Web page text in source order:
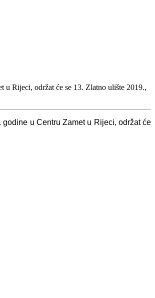
u Rijeci, održat će se 13. Zlatno ulište 2019.,
u Centru Zamet u Rijeci, održat će